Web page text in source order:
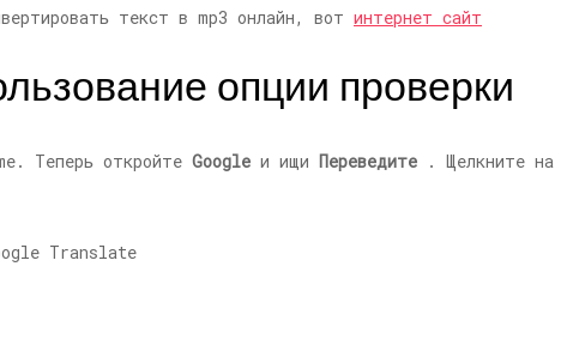
текст в mp3 онлайн, вот интернет сайт
опции проверки
Теперь откройте Google и ищи Переведите . Щелкните на